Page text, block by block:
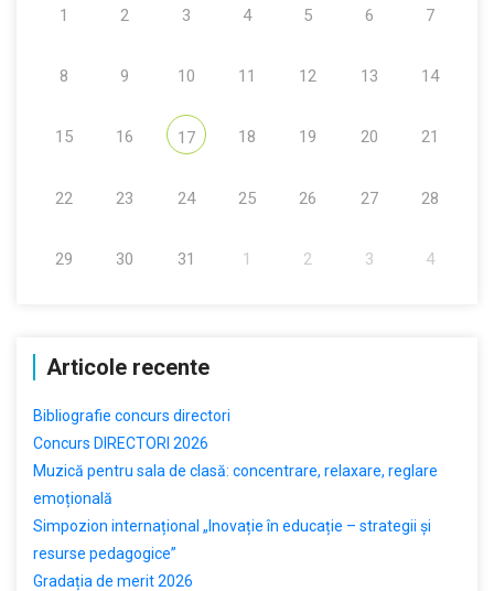
1 2 3 4 5 6 7
8 9 10 11 12 13 14
15 16 17 18 19 20 21
22 23 24 25 26 27 28
29 30 31 1 2 3 4
Articole recente
Bibliografie concurs directori
Concurs DIRECTORI 2026
Muzică pentru sala de clasă: concentrare, relaxare, reglare
emoțională
Simpozion internațional „Inovație în educație – strategii și
resurse pedagogice”
Gradația de merit 2026